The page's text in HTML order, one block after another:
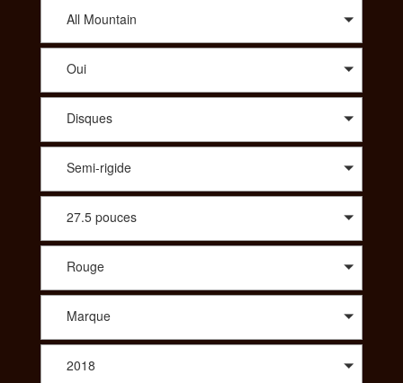
vous propose le meilleur prix. A travers une large sélection de
Terrains : all-mountain, enduro, descente/freeride, fat, dirt. Afin
de vous proposer les meilleurs produits spécialisés vous
pourrez aussi choisir le vélo idéal dans des gammes comme le
Trekking : VTC, Rando/voyage, vélo couché ou bien même
parmi un choix de tandem, de BMX, des vélos pliants, des
vélos de ville ou encore des draisiennes. Pour votre enfant
aussi vous aurez le choix parmi une diversité de vélos. Pour
consulter et trouver le vélo parfait pour votre pratique,
SportAdvice propose différents critères à sélectionner pour
All Mountain
Oui
Disques
Semi-rigide
27.5 pouces
Rouge
Marque
2018